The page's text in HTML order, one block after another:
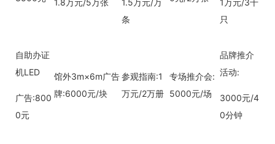
条
只
自助办证
机LED
广告:800
0元
馆外3m×6m广告
牌:6000元/块
参观指南:1
万元/2万册
专场推介会:
5000元/场
品牌推介
活动:
3000元/4
0分钟